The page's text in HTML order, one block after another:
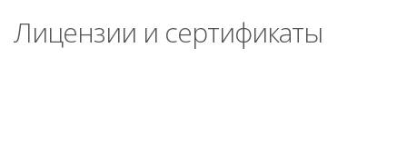
Лицензии и сертификаты